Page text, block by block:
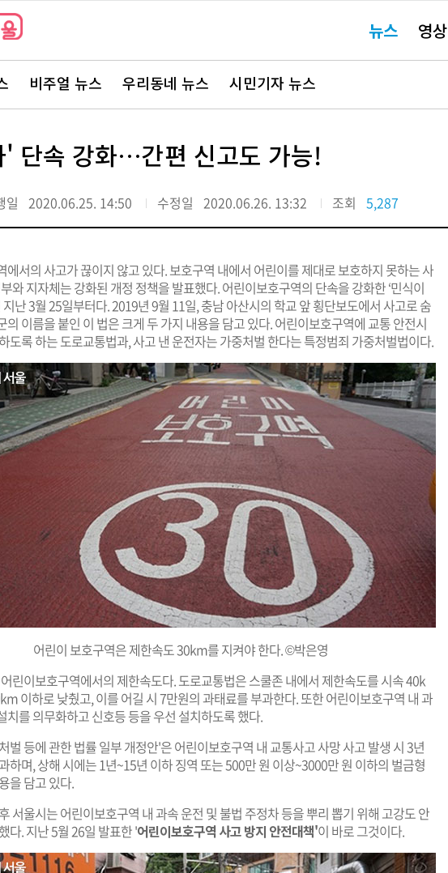
요뉴스 영상
비주얼 뉴스 우리동네 뉴스 시민기자 뉴스
' 단속 강화…간편 신고도 가능!
일 2020.06.25. 14:50 수정일 2020.06.26. 13:32 조회 5,287
에서의 사고가 끊이지 않고 있다. 보호구역 내에서 어린이를 제대로 보호하지 못하는 사
와 지자체는 강화된 개정 정책을 발표했다. 어린이보호구역의 단속을 강화한 ‘민식이
지난 3월 25일부터다. 2019년 9월 11일, 충남 아산시의 학교 앞 횡단보도에서 사고로 숨
의 이름을 붙인 이 법은 크게 두 가지 내용을 담고 있다. 어린이보호구역에 교통 안전시
도록 하는 도로교통법과, 사고 낸 운전자는 가중처벌 한다는 특정범죄 가중처벌법이다.
어린이 보호구역은 제한속도 30km를 지켜야 한다. ©박은영
린이보호구역에서의 제한속도다. 도로교통법은 스쿨존 내에서 제한속도를 시속 40k
이하로 낮췄고, 이를 어길 시 7만원의 과태료를 부과한다. 또한 어린이보호구역 내 과
치를 의무화하고 신호등 등을 우선 설치하도록 했다.
벌 등에 관한 법률 일부 개정안'은 어린이보호구역 내 교통사고 사망 사고 발생 시 3년
하며, 상해 시에는 1년~15년 이하 징역 또는 500만 원 이상~3000만 원 이하의 벌금형
을 담고 있다.
서울시는 어린이보호구역 내 과속 운전 및 불법 주정차 등을 뿌리 뽑기 위해 고강도 안
다. 지난 5월 26일 발표한 '어린이보호구역 사고 방지 안전대책'이 바로 그것이다.